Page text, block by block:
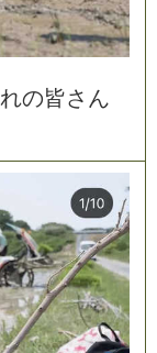
れの皆さ ん